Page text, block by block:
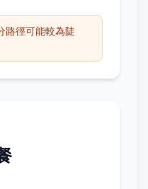
路徑可能較為陡